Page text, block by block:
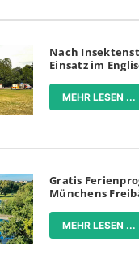
Nach
Einsatz im
MEHR LESEN ...
Gratis
Münchens
MEHR LESEN ...